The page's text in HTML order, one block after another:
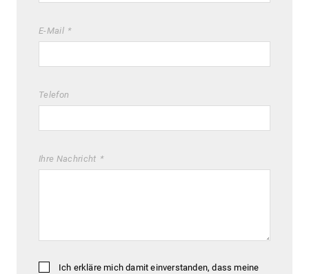
E-Mail
Telefon
Ihre Nachricht
Ich erkläre mich damit einverstanden, dass meine